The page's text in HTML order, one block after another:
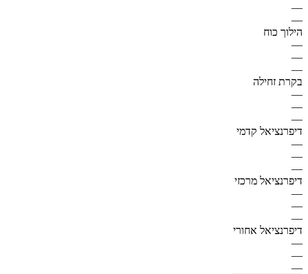
—
—
הילוך כוח
—
—
—
בקרת זחילה
—
—
—
דיפרנציאל קדמי
—
—
—
דיפרנציאל מרכזי
—
—
—
דיפרנציאל אחורי
—
—
—